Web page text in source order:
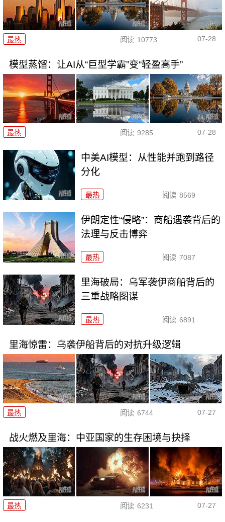
最热 阅读 10773 07-28
模型蒸馏：让AI从“巨型学霸”变“轻盈高手”
最热 阅读 9285 07-28
中美AI模型：从性能并跑到路径
分化
最热 阅读 8569
伊朗定性“侵略”：商船遇袭背后的
法理与反击博弈
最热 阅读 7087
里海破局：乌军袭伊商船背后的
三重战略图谋
最热 阅读 6891
里海惊雷：乌袭伊船背后的对抗升级逻辑
最热 阅读 6744 07-27
战火燃及里海：中亚国家的生存困境与抉择
最热 阅读 6231 07-27